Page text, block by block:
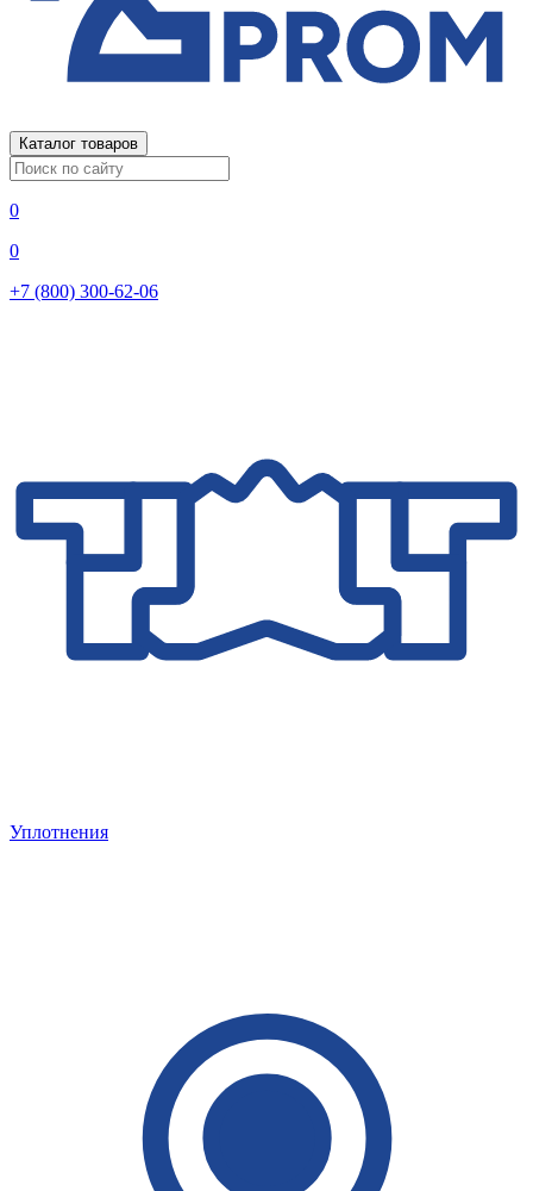
Каталог товаров
0
0
+7 (800) 300-62-06
Уплотнения